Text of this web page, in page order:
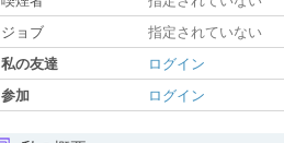
ジョブ
指定されていない
私の友達
ログイン
参加
ログイン